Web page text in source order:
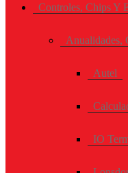
Controles, Chips Y
Anualidades,
Autel
IO